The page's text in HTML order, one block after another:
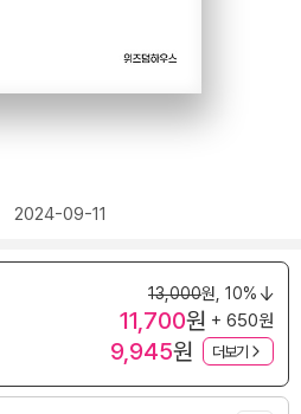
2024-09-11
13,000원, 10%
11,700원 + 650원
9,945원 더보기